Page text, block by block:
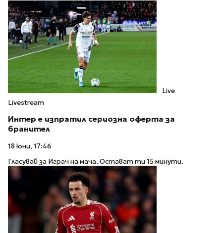
Live
Livestream
Интер е изпратил сериозна оферта за
бранител
18 юни, 17:46
Гласувай за Играч на мача. Остават ти 15 минути.